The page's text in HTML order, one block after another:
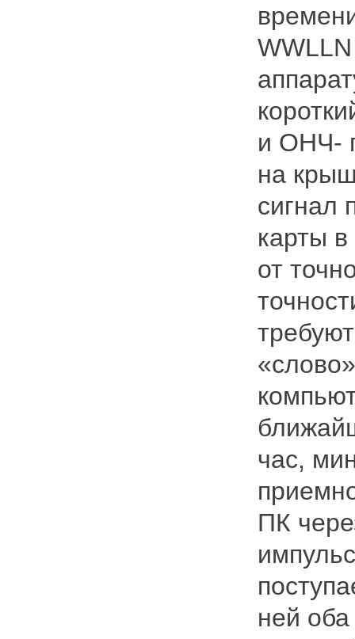
и ОНЧ-
на
сигнал
карты
от
час,
ПК
ней